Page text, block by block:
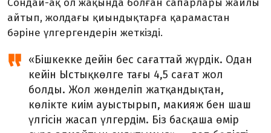
Сондай-ақ ол жақында болған сапарлары жайлы
айтып, жолдағы қиындықтарға қарамастан
бәріне үлгергендерін жеткізді.
«Бішкекке дейін бес сағаттай жүрдік. Одан
кейін Ыстықкөлге тағы 4,5 сағат жол
болды. Жол жөнделіп жатқандықтан,
көлікте киім ауыстырып, макияж бен шаш
үлгісін жасап үлгердім. Біз басқаша өмір